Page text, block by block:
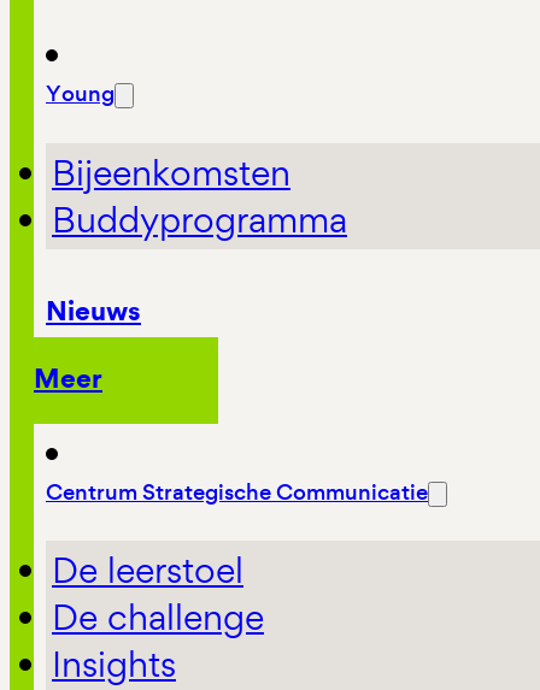
Young
Bijeenkomsten
Buddyprogramma
Nieuws
Meer
Centrum Strategische Communicatie
De leerstoel
De challenge
Insights